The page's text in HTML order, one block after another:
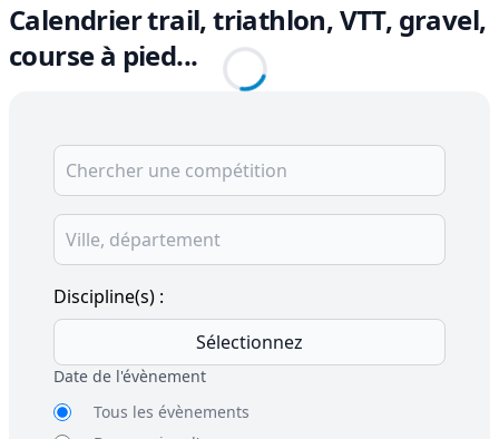
Calendrier trail, triathlon, VTT, gravel,
course à pied...
Discipline(s) :
Sélectionnez
Date de l'évènement
Tous les évènements